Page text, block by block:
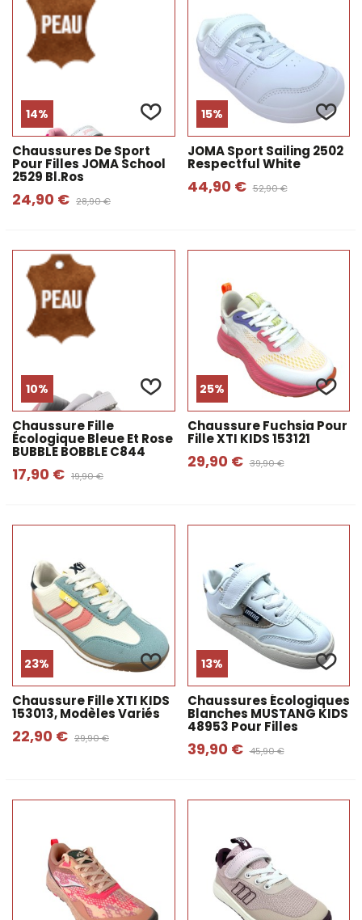
14%
Chaussures De Sport
Pour Filles JOMA School
2529 Bl.ros
24,90 € 28,90 €
15%
JOMA Sport Sailing 2502
Respectful White
44,90 € 52,90 €
10%
Chaussure Fille
Écologique Bleue Et Rose
BUBBLE BOBBLE C844
17,90 € 19,90 €
25%
Chaussure Fuchsia Pour
Fille XTI KIDS 153121
29,90 € 39,90 €
23%
Chaussure Fille XTI KIDS
153013, Modèles Variés
22,90 € 29,90 €
13%
Chaussures Écologiques
Blanches MUSTANG KIDS
48953 Pour Filles
39,90 € 45,90 €